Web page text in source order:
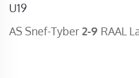
U19
AS Snef-Tyber2-9 RAAL